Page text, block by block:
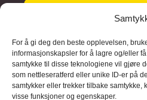
For å gi deg den beste opplevelsen,
informasjonskapsler for å lagre og/eller
samtykke til disse teknologiene vil gjøre
som nettleseratferd eller unike ID-er på
samtykker eller trekker tilbake samtykke,
visse funksjoner og egenskaper.
Gi et bidrag
Samarbeidspartnere